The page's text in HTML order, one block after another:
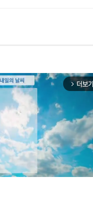
arrow_forward_ios 더보기